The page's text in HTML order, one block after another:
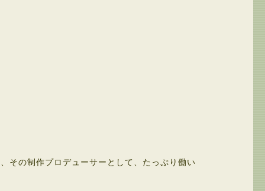
その制作プロデューサーとして、たっぷり働い